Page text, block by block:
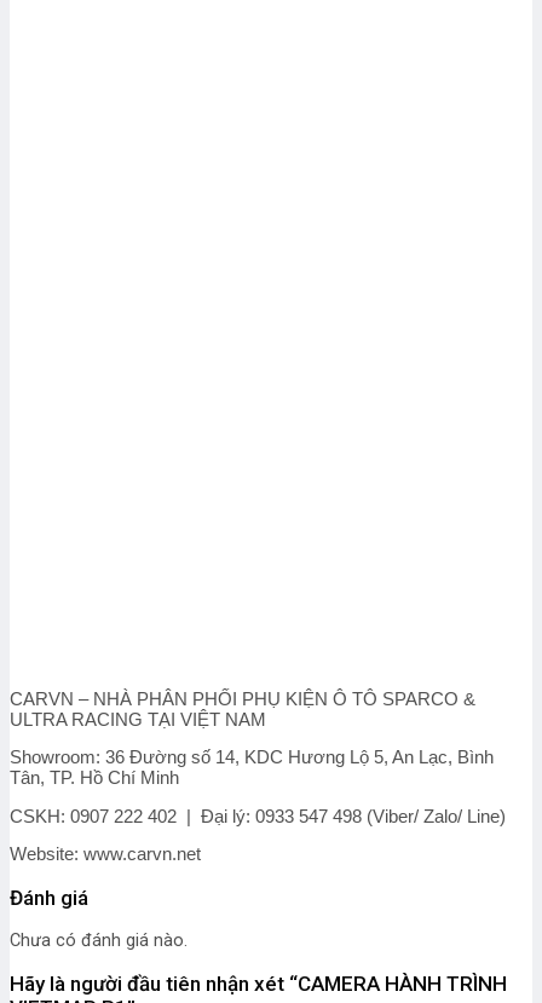
CARVN – NHÀ PHÂN PHỐI PHỤ KIỆN Ô TÔ SPARCO &
ULTRA RACING TẠI VIỆT NAM
Showroom: 36 Đường số 14, KDC Hương Lộ 5, An Lạc, Bình
Tân, TP. Hồ Chí Minh
CSKH: 0907 222 402 | Đại lý: 0933 547 498 (Viber/ Zalo/ Line)
Website: www.carvn.net
Đánh giá
Chưa có đánh giá nào.
Hãy là người đầu tiên nhận xét “CAMERA HÀNH TRÌNH